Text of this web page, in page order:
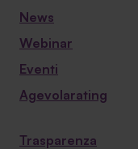
News
Webinar
Eventi
Agevolarating
Trasparenza